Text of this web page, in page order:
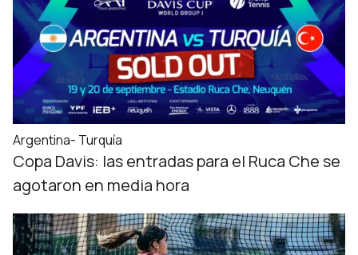
Argentina- Turquía
Copa Davis: las entradas para el Ruca Che se
agotaron en media hora